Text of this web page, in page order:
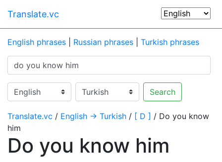
Translate.vc
English phrases Russian phrases Turkish phrases
Search
Translate.vc / English → Turkish / [ D ] / Do you know
him
Do you know him